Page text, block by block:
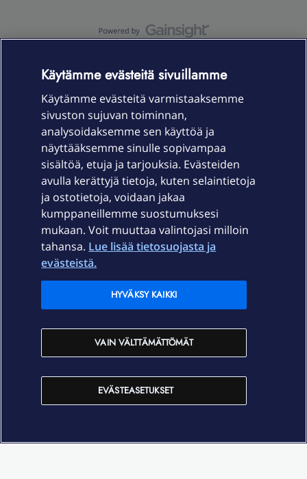
Laitteet & liittymät
Palvelut
Ajankohtaista
Elisa Oyj
In English
Käytämme evästeitä sivuillamme
Käytämme evästeitä varmistaaksemme
sivuston sujuvan toiminnan,
analysoidaksemme sen käyttöä ja
näyttääksemme sinulle sopivampaa
sisältöä, etuja ja tarjouksia. Evästeiden
avulla kerättyjä tietoja, kuten selaintietoja
ja ostotietoja, voidaan jakaa
kumppaneillemme suostumuksesi
mukaan. Voit muuttaa valintojasi milloin
tahansa. Lue lisää tietosuojasta ja
evästeistä.
EVÄSTEASETUKSET
VAIN VÄLTTÄMÄTTÖMÄT
HYVÄKSY KAIKKI